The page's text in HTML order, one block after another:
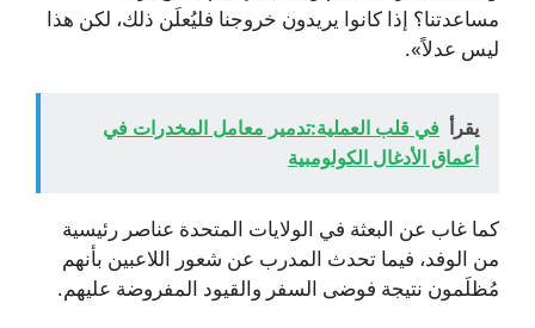
مساعدتنا؟ إذا كانوا يريدون خروجنا فليُعلَن ذلك، لكن هذا
ليس عدلاً».
يقرأ في قلب العملية:تدمير معامل المخدرات في
أعماق الأدغال الكولومبية
كما غاب عن البعثة في الولايات المتحدة عناصر رئيسية
من الوفد، فيما تحدث المدرب عن شعور اللاعبين بأنهم
مُظلَمون نتيجة فوضى السفر والقيود المفروضة عليهم.